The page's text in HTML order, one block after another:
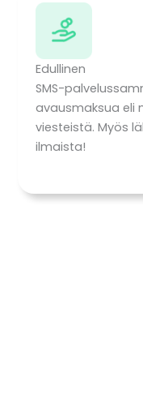
Edullinen
SMS-
avausmaksua eli
viesteistä. Myös
ilmaista!